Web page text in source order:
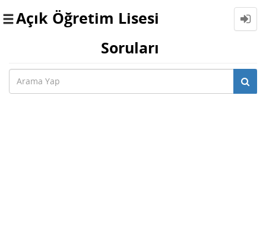
Toggle
Açık Öğretim Lisesi
Soruları